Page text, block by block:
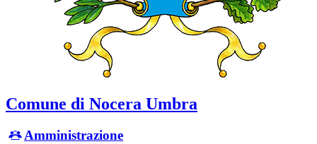
Comune di Nocera Umbra
Amministrazione